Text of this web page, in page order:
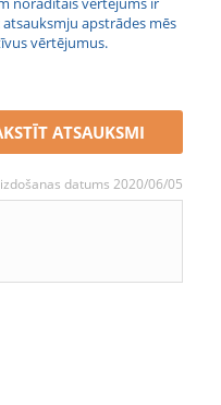
apstrādes mēs
vērtējumus.
ATSAUKSMI
izdošanas datums 2020/06/05